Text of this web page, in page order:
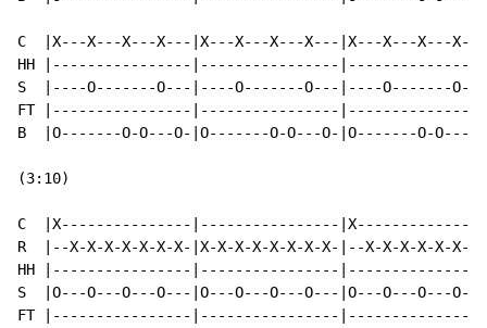
C  |X---X---X---X---|X---X---X---X---|X---X---X---
HH |----------------|----------------
S  |----O-------O---|----O-------O---|----O-------O---
FT |----------------|----------------
B  |O-------O-O---O-|O-------O-O---O-|O-------O-O---
(3:10)
C  |X---------------|----------------
R  |--X-X-X-X-X-X-X-|X-X-X-X-X-X-X-X-|--X-X-X-X-X-X-
HH |----------------|----------------
S  |O---O---O---O---|O---O---O---O---|O---O---O---
FT |----------------|----------------|----------------